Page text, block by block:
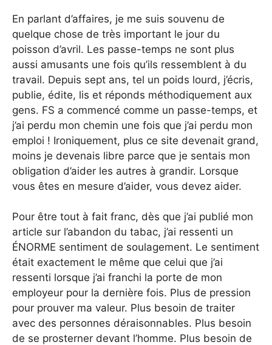
En parlant d’affaires, je me suis souvenu de
quelque chose de très important le jour du
poisson d’avril. Les passe-temps ne sont plus
aussi amusants une fois qu’ils ressemblent à du
travail. Depuis sept ans, tel un poids lourd, j’écris,
publie, édite, lis et réponds méthodiquement aux
gens. FS a commencé comme un passe-temps, et
j’ai perdu mon chemin une fois que j’ai perdu mon
emploi ! Ironiquement, plus ce site devenait grand,
moins je devenais libre parce que je sentais mon
obligation d’aider les autres à grandir. Lorsque
vous êtes en mesure d’aider, vous devez aider.
Pour être tout à fait franc, dès que j’ai publié mon
article sur l’abandon du tabac, j’ai ressenti un
ÉNORME sentiment de soulagement. Le sentiment
était exactement le même que celui que j’ai
ressenti lorsque j’ai franchi la porte de mon
employeur pour la dernière fois. Plus de pression
pour prouver ma valeur. Plus besoin de traiter
avec des personnes déraisonnables. Plus besoin
de se prosterner devant l’homme. Plus besoin de